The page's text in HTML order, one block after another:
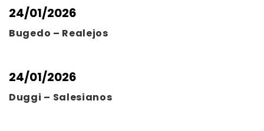
24/01/2026
Bugedo – Realejos
24/01/2026
Duggi – Salesianos